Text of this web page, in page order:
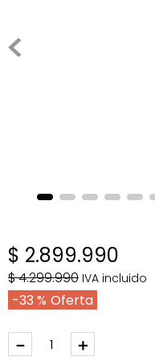
$ 2.899.990
$4.299.990 IVA incluido
33 %
＋
－